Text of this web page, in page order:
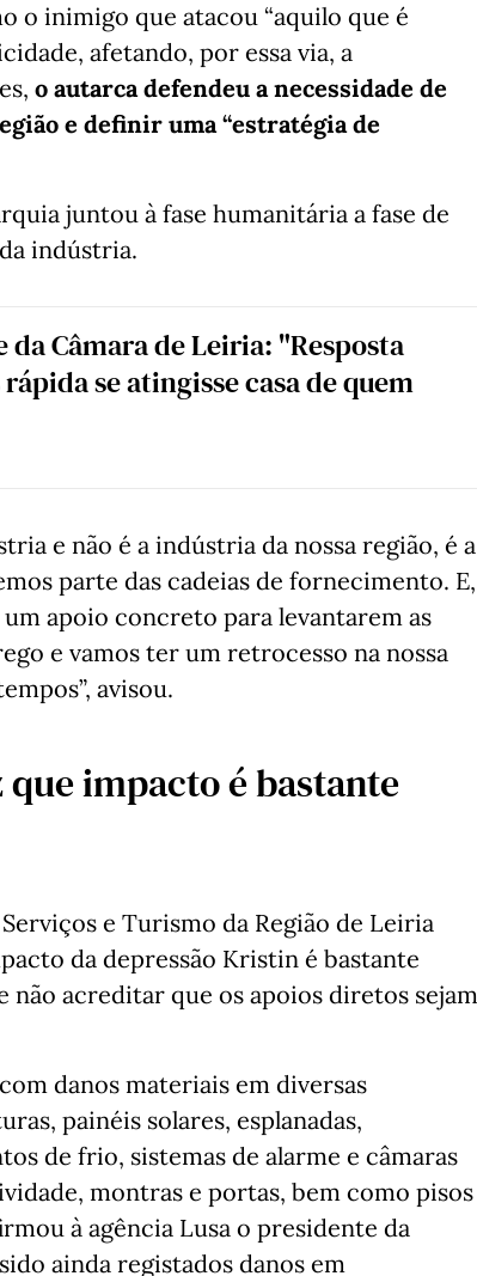
o inimigo que atacou “aquilo que é
afetando, por essa via, a
o autarca defendeu a necessidade de
e definir uma “estratégia de
juntou à fase humanitária a fase de
indústria.
da Câmara de Leiria: "Resposta
se atingisse casa de quem
e não é a indústria da nossa região, é a
parte das cadeias de fornecimento. E,
apoio concreto para levantarem as
e vamos ter um retrocesso na nossa
avisou.
impacto é bastante
e Turismo da Região de Leiria
da depressão Kristin é bastante
não acreditar que os apoios diretos sejam
danos materiais em diversas
painéis solares, esplanadas,
de frio, sistemas de alarme e câmaras
montras e portas, bem como pisos
à agência Lusa o presidente da
ainda registados danos em